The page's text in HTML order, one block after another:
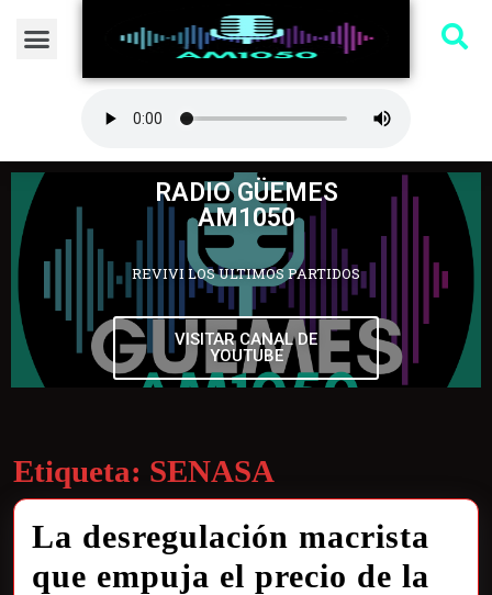
RADIO GÜEMES
AM1050
REVIVI LOS ULTIMOS PARTIDOS
VISITAR CANAL DE
YOUTUBE
Etiqueta: SENASA
La desregulación macrista
que empuja el precio de la